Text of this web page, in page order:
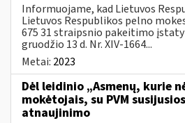
Informuojame, kad Lietuvos
Lietuvos Respublikos pelno
675 31 straipsnio pakeitimo
gruodžio 13 d. Nr. XIV-1664...
Metai: 2023
Dėl leidinio „Asmenų, kurie
mokėtojais, su PVM
atnaujinimo